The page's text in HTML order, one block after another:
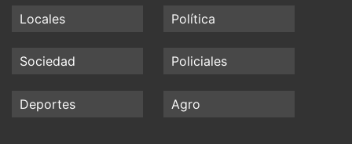
Locales
Política
Sociedad Policiales
Deportes Agro